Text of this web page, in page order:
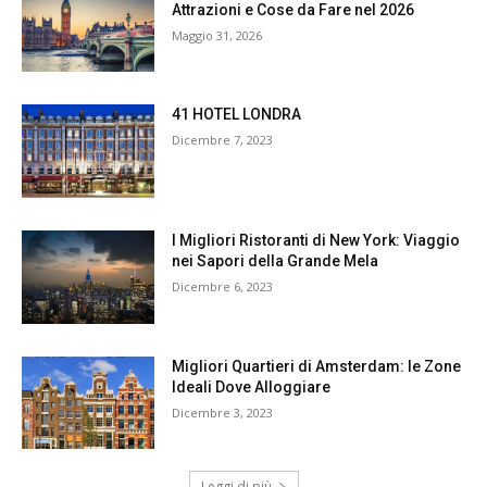
Attrazioni e Cose da Fare nel 2026
Maggio 31, 2026
41 HOTEL LONDRA
Dicembre 7, 2023
I Migliori Ristoranti di New York: Viaggio
nei Sapori della Grande Mela
Dicembre 6, 2023
Migliori Quartieri di Amsterdam: le Zone
Ideali Dove Alloggiare
Dicembre 3, 2023